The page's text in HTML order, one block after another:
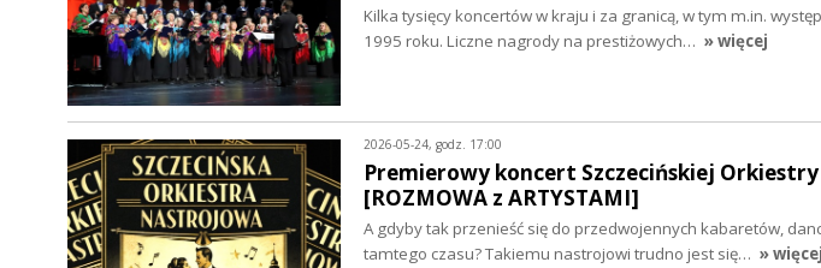
Kilka tysięcy koncertów w kraju i za granicą, w tym m.in.
1995 roku. Liczne nagrody na prestiżowych… » więcej
2026-05-24, godz. 17:00
Premierowy koncert Szczecińskiej
[ROZMOWA z ARTYSTAMI]
A gdyby tak przenieść się do przedwojennych kabaretów,
tamtego czasu? Takiemu nastrojowi trudno jest się… » więcej